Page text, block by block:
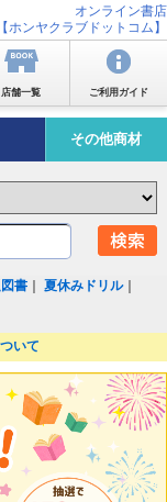
オンライン書店
【ホンヤクラブドットコム】
店舗一覧 ご利用ガイド
その他商材
書 ｜夏休みドリル｜
いて